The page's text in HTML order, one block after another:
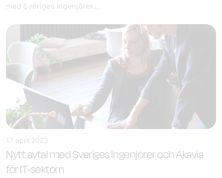
med Sveriges Ingenjörer...
17 april 2023
Nytt avtal med Sveriges Ingenjörer och Akavia
för IT-sektorn